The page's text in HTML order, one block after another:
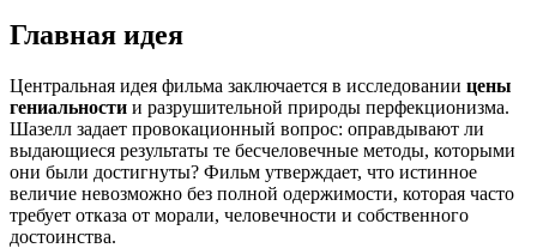
Главная идея
Центральная идея фильма заключается в исследовании цены
гениальности и разрушительной природы перфекционизма.
Шазелл задает провокационный вопрос: оправдывают ли
выдающиеся результаты те бесчеловечные методы, которыми
они были достигнуты? Фильм утверждает, что истинное
величие невозможно без полной одержимости, которая часто
требует отказа от морали, человечности и собственного
достоинства.